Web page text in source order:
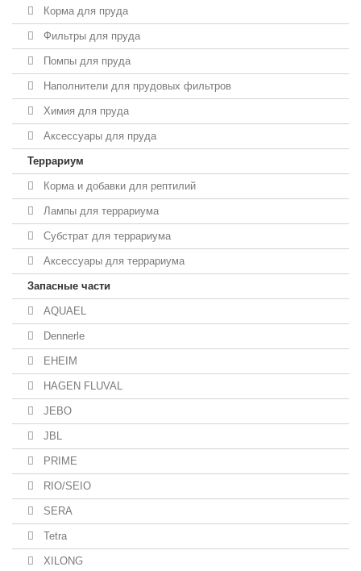
Корма для пруда
Фильтры для пруда
Помпы для пруда
Наполнители для прудовых фильтров
Химия для пруда
Аксессуары для пруда
Террариум
Корма и добавки для рептилий
Лампы для террариума
Субстрат для террариума
Аксессуары для террариума
Запасные части
AQUAEL
Dennerle
EHEIM
HAGEN FLUVAL
JEBO
JBL
PRIME
RIO/SEIO
SERA
Tetra
XILONG